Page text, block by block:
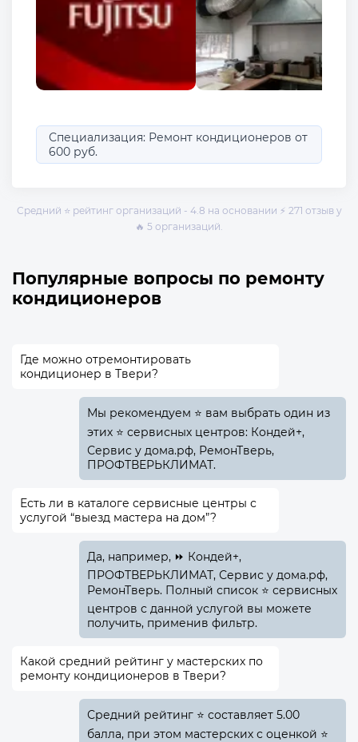
Специализация: Ремонт кондиционеров от
600 руб.
Средний ⭐ рейтинг организаций - 4.8 на основании ⚡ 271 отзыв у
🔥 5 организаций.
Популярные вопросы по ремонту
кондиционеров
Где можно отремонтировать
кондиционер в Твери?
Мы рекомендуем ⭐ вам выбрать один из
этих ⭐ сервисных центров: Кондей+,
Сервис у дома.рф, РемонТверь,
ПРОФТВЕРЬКЛИМАТ.
Есть ли в каталоге сервисные центры с
услугой “выезд мастера на дом”?
Да, например, ⏩ Кондей+,
ПРОФТВЕРЬКЛИМАТ, Сервис у дома.рф,
РемонТверь. Полный список ⭐ сервисных
центров с данной услугой вы можете
получить, применив фильтр.
Какой средний рейтинг у мастерских по
ремонту кондиционеров в Твери?
Средний рейтинг ⭐ составляет 5.00
балла, при этом мастерских с оценкой ⭐